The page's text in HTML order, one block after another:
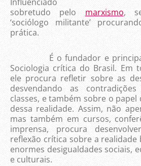
sobretudo pelo marxismo,
‘sociólogo militante’
prática.
É o fundador e principal
Sociologia crítica do Brasil. Em
ele procura refletir sobre as
desvendando as
classes, e também sobre o papel
dessa realidade. Assim, não
mas também em cursos,
imprensa, procura
reflexão crítica sobre a realidade
enormes desigualdades sociais,
e culturais.